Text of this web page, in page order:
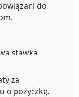
do
stawka
za
o pożyczkę.